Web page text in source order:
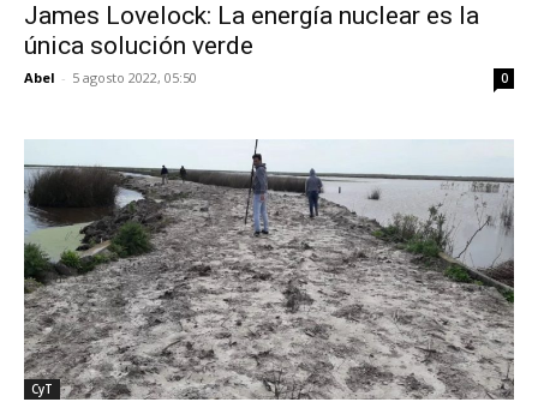
James Lovelock: La energía nuclear es la
única solución verde
Abel - 5 agosto 2022, 05:50 0
CyT